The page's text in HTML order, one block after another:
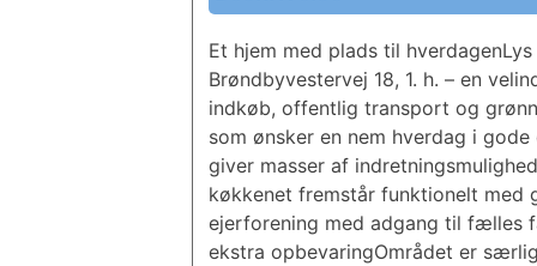
Et hjem med plads til
Brøndbyvestervej 18, 1. h. – en
indkøb, offentlig transport og
som ønsker en nem hverdag i
giver masser af
køkkenet fremstår funktionelt med
ejerforening med adgang til fælles
ekstra opbevaringOmrådet er